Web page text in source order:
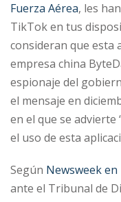
Fuerza Aérea, les
TikTok en tus
consideran que esta
empresa china
espionaje del
el mensaje en
en el que se advierte
el uso de esta
Según Newsweek en
ante el Tribunal de